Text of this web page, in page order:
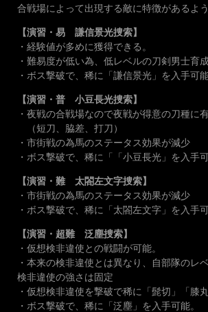
合戦場によって出現する敵に特徴があるよう
【演習・易 謙信景光捜索】
・経験値が多めに獲得できる。
・難易度が低い為、低レベルの刀剣男士育成
・ボス撃破で、稀に「謙信景光」を入手可能
【演習・普 小豆長光捜索】
・夜戦の合戦場なので夜戦が得意の刀種に
（短刀、脇差、打刀）
・市街戦の為馬のステータス効果が減少
・ボス撃破で、稀に「「小豆長光」を入手可
【演習・難 太閤左文字捜索】
・市街戦の為馬のステータス効果が減少
・ボス撃破で、稀に「太閤左文字」を入手可
【演習・超難 泛塵捜索】
・仮想検非違使との戦闘が可能。
・本来の検非違使とは異なり、自部隊のレ
検非違使の強さは固定
・仮想検非違使を撃破で稀に「髭切」「膝
・ボス撃破で、稀に「泛塵」を入手可能。